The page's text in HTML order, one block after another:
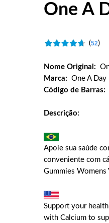
One A
(52)
Nome Original:
Marca: One A Day
Código de Barras:
Descrição:
Apoie sua saúde
conveniente com
Gummies Womens
Support your
with Calcium to